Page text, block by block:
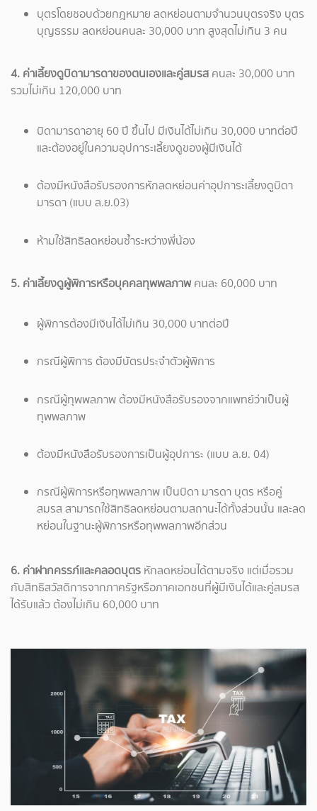
บุตรโดยชอบด้วยกฎหมาย ลดหย่อนตามจำนวนบุตรจริง บุตร
บุญธรรม ลดหย่อนคนละ 30,000 บาท สูงสุดไม่เกิน 3 คน
4. ค่าเลี้ยงดูบิดามารดาของตนเองและคู่สมรส คนละ 30,000 บาท
รวมไม่เกิน 120,000 บาท
บิดามารดาอายุ 60 ปี ขึ้นไป มีเงินได้ไม่เกิน 30,000 บาทต่อปี
และต้องอยู่ในความอุปการะเลี้ยงดูของผู้มีเงินได้
ต้องมีหนังสือรับรองการหักลดหย่อนค่าอุปการะเลี้ยงดูบิดา
มารดา (แบบ ล.ย.03)
ห้ามใช้สิทธิลดหย่อนซ้ำระหว่างพี่น้อง
5. ค่าเลี้ยงดูผู้พิการหรือบุคคลทุพพลภาพ คนละ 60,000 บาท
ผู้พิการต้องมีเงินได้ไม่เกิน 30,000 บาทต่อปี
กรณีผู้พิการ ต้องมีบัตรประจำตัวผู้พิการ
กรณีผู้ทุพพลภาพ ต้องมีหนังสือรับรองจากแพทย์ว่าเป็นผู้
ทุพพลภาพ
ต้องมีหนังสือรับรองการเป็นผู้อุปการะ (แบบ ล.ย. 04)
กรณีผู้พิการหรือทุพพลภาพ เป็นบิดา มารดา บุตร หรือคู่
สมรส สามารถใช้สิทธิลดหย่อนตามสถานะได้ทั้งส่วนนั้น และลด
หย่อนในฐานะผู้พิการหรือทุพพลภาพอีกส่วน
6. ค่าฝากครรภ์และคลอดบุตร หักลดหย่อนได้ตามจริง แต่เมื่อรวม
กับสิทธิสวัสดิการจากภาครัฐหรือภาคเอกชนที่ผู้มีเงินได้และคู่สมรส
ได้รับแล้ว ต้องไม่เกิน 60,000 บาท